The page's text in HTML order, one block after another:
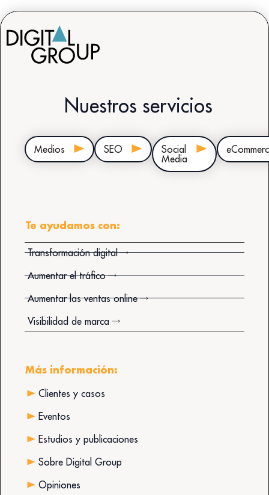
Nuestros servicios
Medios SEO
Social
Media
Te ayudamos con:
Transformación digital
Aumentar el tráfico
Aumentar las ventas online
Visibilidad de marca
Más información:
Clientes y casos
Eventos
Estudios y publicaciones
Sobre Digital Group
Opiniones